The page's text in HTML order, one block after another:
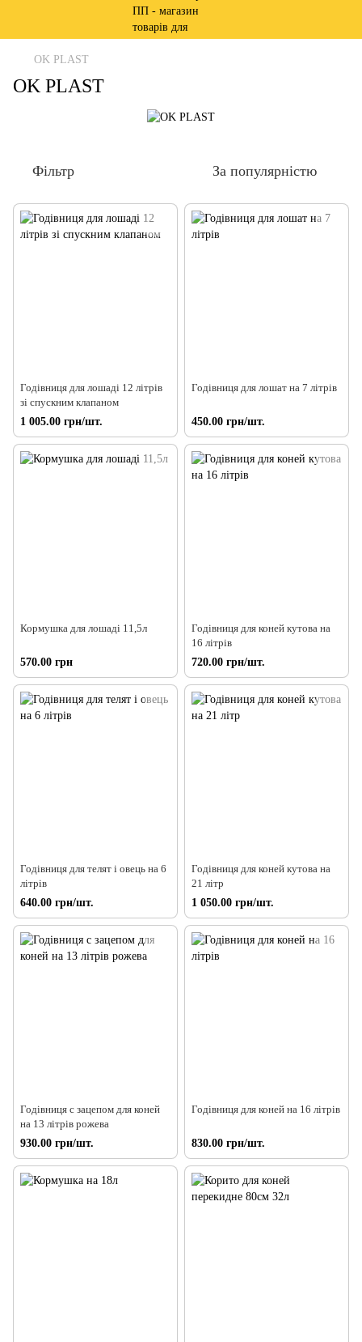
OK PLAST
OK PLAST
Фільтр За популярністю
Годівниця для лошаді 12 літрів
зі спускним клапаном
1 005.00 грн/шт.
Годівниця для лошат на 7 літрів
450.00 грн/шт.
Кормушка для лошаді 11,5л
570.00 грн
Годівниця для коней кутова на
16 літрів
720.00 грн/шт.
Годівниця для телят і овець на 6
літрів
640.00 грн/шт.
Годівниця для коней кутова на
21 літр
1 050.00 грн/шт.
Годівниця с зацепом для коней
на 13 літрів рожева
930.00 грн/шт.
Годівниця для коней на 16 літрів
830.00 грн/шт.